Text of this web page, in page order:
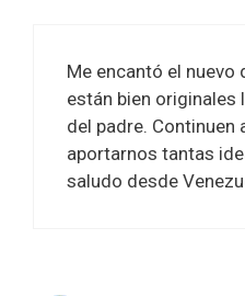
Me encantó el nuevo
están bien originales
del padre. Continuen
aportarnos tantas
saludo desde